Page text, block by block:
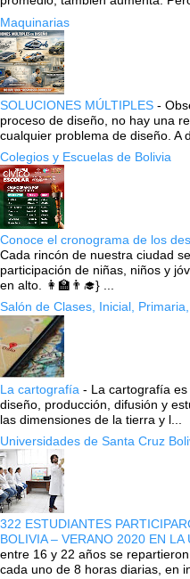
Maquinarias
SOLUCIONES MÚLTIPLES -
proceso de diseño, no hay una
cualquier problema de diseño. A
Colegios y Escuelas de Bolivia
Conoce el cronograma de los
Cada rincón de nuestra ciudad
participación de niñas, niños y
en alto. 👩‍🏫👨‍🎓} ...
Salón de Clases, Inicial,
La cartografía - La cartografía
diseño, producción, difusión y
las dimensiones de la tierra y l...
Universidades de Santa Cruz
322 ESTUDIANTES
BOLIVIA – VERANO 2020 EN LA
entre 16 y 22 años se
cada uno de 8 horas diarias, en